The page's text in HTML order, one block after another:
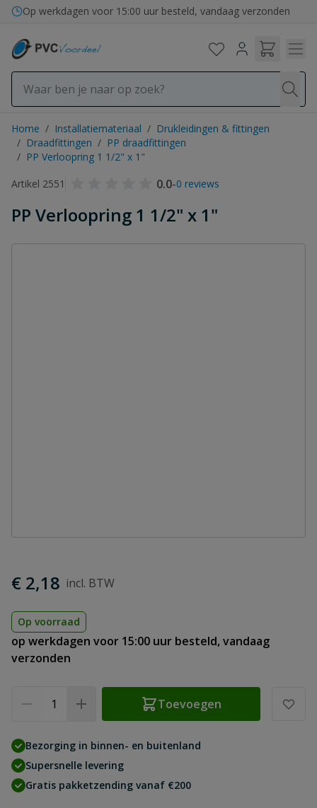
Ga naar de inhoud
Op werkdagen voor 15:00 uur besteld, vandaag verzonden
Home / Installatiemateriaal / Drukleidingen & fittingen
/ Draadfittingen / PP draadfittingen
/ PP Verloopring 1 1/2" x 1"
Artikel 2551
0.0-0 reviews
PP Verloopring 1 1/2" x 1"
€ 2,18
Op voorraad
op werkdagen voor 15:00 uur besteld, vandaag
verzonden
Toevoegen
Bezorging in binnen- en buitenland
Supersnelle levering
Gratis pakketzending vanaf €200